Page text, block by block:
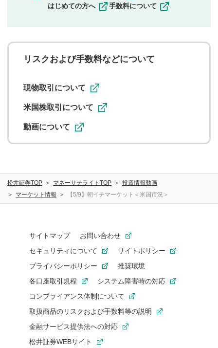
一度投稿した評価およびコメントの変更・削除はできま
ことを承諾したものとします。また、利用者は、コメント
に関する著作者人格権を行使しないことに同意します。利
用者が投稿したコメントは、当社サービスの広告・宣伝、
ることがあります。
はじめての方へ
手数料について
リスクおよび手数料などについて
現物取引について
米国株取引について
動画について
松井証券TOP マネーサテライトTOP
投資情報動画
マーケット情報
【5/9】朝イチマーケット＜米国市況＞
サイトマップ
お問い合わせ
セキュリティについて
サイトポリシー
プライバシーポリシー
推奨環境
各口座取引規程
システム障害時の対応
コンプライアンス体制について
取扱商品のリスクおよび手数料等の説明
金融サービス提供法への対応
松井証券WEBサイト